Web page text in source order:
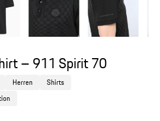
– 911 Spirit 70
Herren
Shirts